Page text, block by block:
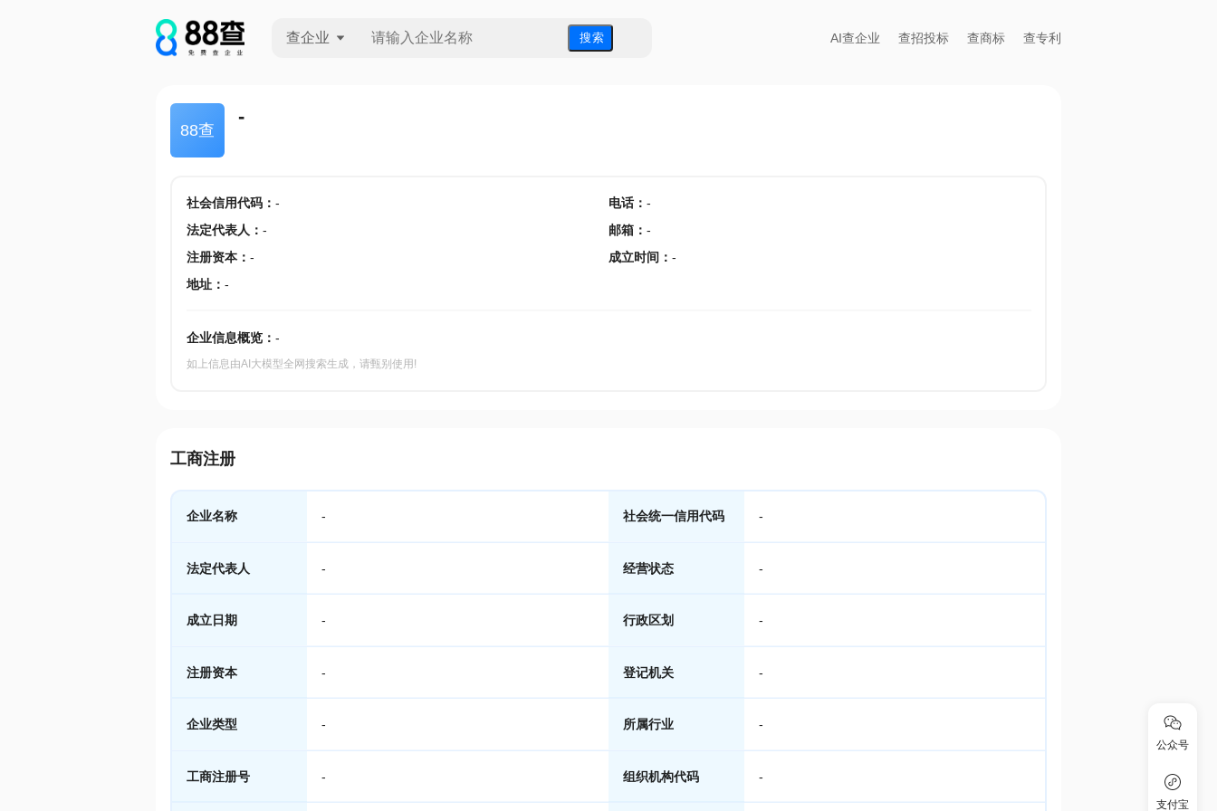
查企业 搜 索 AI查企业 查招投标 查商标 查专利
88查
-
社会信用代码： - 电话： -
法定代表人 ： - 邮箱 ： -
注册资本： - 成立时间 ： -
地址： -
企业信息概览： -
如上信息由AI大模型全网搜索生成，请甄别使用!
工商注册
企业名称 - 社会统一信用代码 -
法定代表人 - 经营状态 -
成立日期 - 行政区划 -
注册资本 - 登记机关 -
企业类型 - 所属行业 -
工商注册号 - 组织机构代码 -
公众号
支付宝